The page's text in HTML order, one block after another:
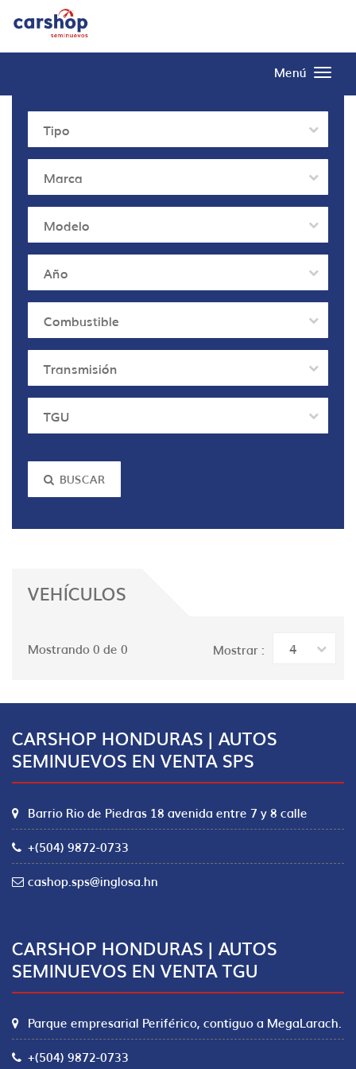
Menú
Tipo
Marca
Modelo
Año
Combustible
Transmisión
TGU
BUSCAR
VEHÍCULOS
Mostrando 0 de 0 Mostrar : 4
CARSHOP HONDURAS | AUTOS
SEMINUEVOS EN VENTA SPS
Barrio Rio de Piedras 18 avenida entre 7 y 8 calle
+(504) 9872-0733
cashop.sps@inglosa.hn
CARSHOP HONDURAS | AUTOS
SEMINUEVOS EN VENTA TGU
Parque empresarial Periférico, contiguo a MegaLarach.
+(504) 9872-0733